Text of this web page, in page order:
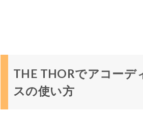
THE THORでアコーデ
スの使い方